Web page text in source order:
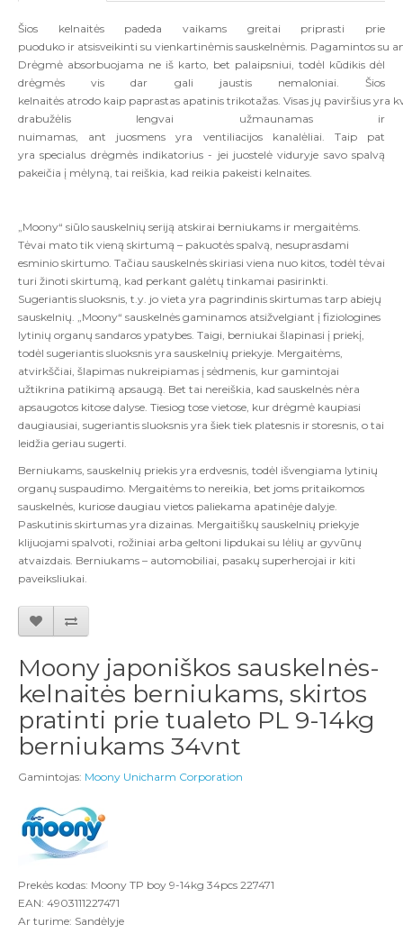
Šios kelnaitės padeda vaikams greitai priprasti prie
puoduko ir atsisveikinti su vienkartinėmis sauskelnėmis. Pagamintos su
Drėgmė absorbuojama ne iš karto, bet palaipsniui, todėl kūdikis dėl
drėgmės vis dar gali jaustis nemaloniai. Šios
kelnaitės atrodo kaip paprastas apatinis trikotažas. Visas jų paviršius yra
drabužėlis lengvai užmaunamas ir
nuimamas, ant juosmens yra ventiliacijos kanalėliai. Taip pat
yra specialus drėgmės indikatorius - jei juostelė viduryje savo spalvą
pakeičia į mėlyną, tai reiškia, kad reikia pakeisti kelnaites.
„Moony“ siūlo sauskelnių seriją atskirai berniukams ir mergaitėms.
Tėvai mato tik vieną skirtumą – pakuotės spalvą, nesuprasdami
esminio skirtumo. Tačiau sauskelnės skiriasi viena nuo kitos, todėl tėvai
turi žinoti skirtumą, kad perkant galėtų tinkamai pasirinkti.
Sugeriantis sluoksnis, t.y. jo vieta yra pagrindinis skirtumas tarp abiejų
sauskelnių. „Moony“ sauskelnės gaminamos atsižvelgiant į fiziologines
lytinių organų sandaros ypatybes. Taigi, berniukai šlapinasi į priekį,
todėl sugeriantis sluoksnis yra sauskelnių priekyje. Mergaitėms,
atvirkščiai, šlapimas nukreipiamas į sėdmenis, kur gamintojai
užtikrina patikimą apsaugą. Bet tai nereiškia, kad sauskelnės nėra
apsaugotos kitose dalyse. Tiesiog tose vietose, kur drėgmė kaupiasi
daugiausiai, sugeriantis sluoksnis yra šiek tiek platesnis ir storesnis, o tai
leidžia geriau sugerti.
Berniukams, sauskelnių priekis yra erdvesnis, todėl išvengiama lytinių
organų suspaudimo. Mergaitėms to nereikia, bet joms pritaikomos
sauskelnės, kuriose daugiau vietos paliekama apatinėje dalyje.
Paskutinis skirtumas yra dizainas. Mergaitiškų sauskelnių priekyje
klijuojami spalvoti, rožiniai arba geltoni lipdukai su lėlių ar gyvūnų
atvaizdais. Berniukams – automobiliai, pasakų superherojai ir kiti
paveiksliukai.
Moony japoniškos sauskelnės-
kelnaitės berniukams, skirtos
pratinti prie tualeto PL 9-14kg
berniukams 34vnt
Gamintojas: Moony Unicharm Corporation
Prekės kodas: Moony TP boy 9-14kg 34pcs 227471
EAN: 4903111227471
Ar turime: Sandėlyje